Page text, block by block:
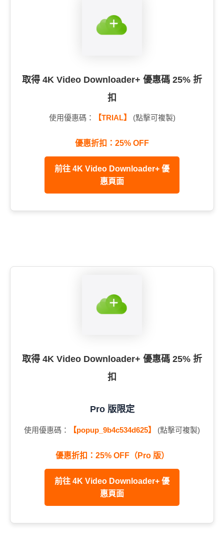
取得 4K Video Downloader+ 優惠碼 25% 折
扣
使用優惠碼： 【TRIAL】 (點擊可複製)
優惠折扣：25% OFF
前往 4K Video Downloader+ 優
惠頁面
取得 4K Video Downloader+ 優惠碼 25% 折
扣
Pro 版限定
使用優惠碼： 【popup_9b4c534d625】 (點擊可複製)
優惠折扣：25% OFF（Pro 版）
前往 4K Video Downloader+ 優
惠頁面